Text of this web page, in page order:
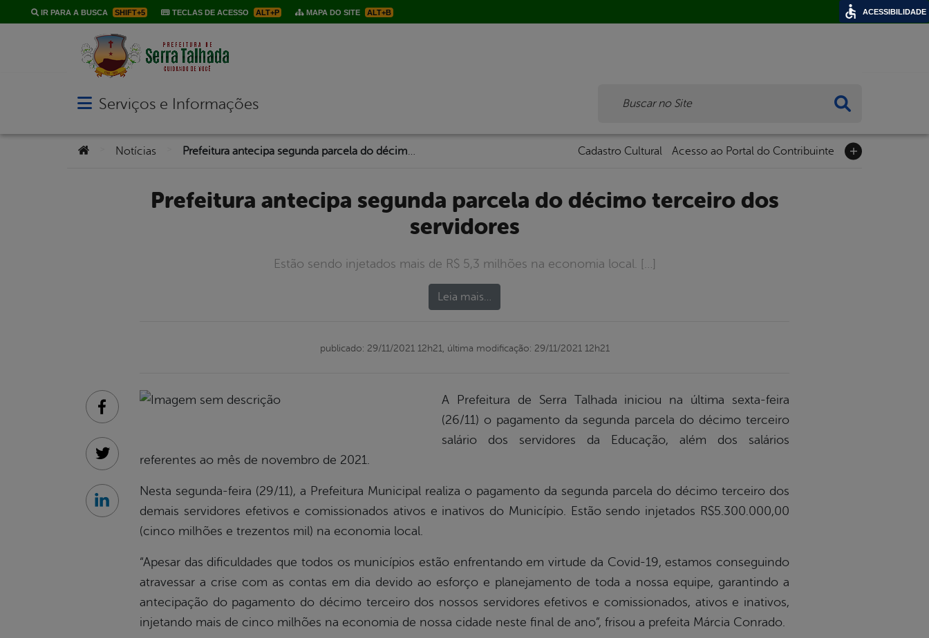
IR PARA A BUSCA SHIFT+5 TECLAS DE ACESSO ALT+P MAPA DO SITE ALT+B
Abrir menu principal de navegação
Serviços e Informações
Você está aqui:
Notícias Cadastro Cultural Acesso ao Portal do Contribuinte
Prefeitura antecipa segunda parcela do décimo terceiro dos
servidores
Estão sendo injetados mais de R$ 5,3 milhões na economia local. […]
Leia mais…
publicado: 29/11/2021 12h21, última modificação: 29/11/2021 12h21
A Prefeitura de Serra Talhada iniciou na última sexta-feira
(26/11) o pagamento da segunda parcela do décimo terceiro
salário dos servidores da Educação, além dos salários
referentes ao mês de novembro de 2021.
Nesta segunda-feira (29/11), a Prefeitura Municipal realiza o pagamento da segunda parcela do décimo terceiro dos
demais servidores efetivos e comissionados ativos e inativos do Município. Estão sendo injetados R$5.300.000,00
(cinco milhões e trezentos mil) na economia local.
“Apesar das dificuldades que todos os municípios estão enfrentando em virtude da Covid-19, estamos conseguindo
atravessar a crise com as contas em dia devido ao esforço e planejamento de toda a nossa equipe, garantindo a
antecipação do pagamento do décimo terceiro dos nossos servidores efetivos e comissionados, ativos e inativos,
injetando mais de cinco milhões na economia de nossa cidade neste final de ano”, frisou a prefeita Márcia Conrado.
Facebook
Twitter
Linkedin
ACESSIBILIDADE